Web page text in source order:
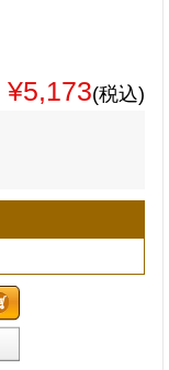
¥5,173(税込)